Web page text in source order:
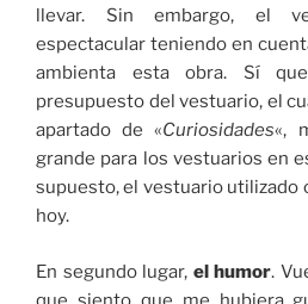
llevar. Sin embargo, el
espectacular teniendo en
ambienta esta obra. Sí
presupuesto del vestuario, el
apartado de «Curiosidades«,
grande para los vestuarios en
supuesto, el vestuario utilizado
hoy.
En segundo lugar, el humor.